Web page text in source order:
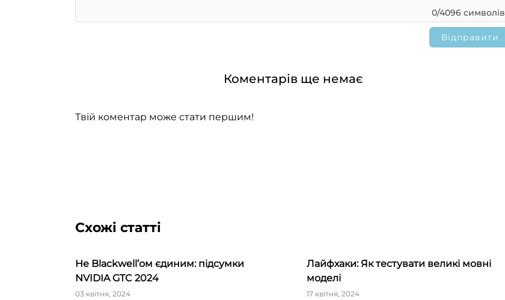
0/4096 символів
Коментарів ще немає
Твій коментар може стати першим!
Схожі статті
Не Blackwell’ом єдиним: підсумки
NVIDIA GTC 2024
03 квітня, 2024
Лайфхаки: Як тестувати великі мовні
моделі
17 квітня, 2024